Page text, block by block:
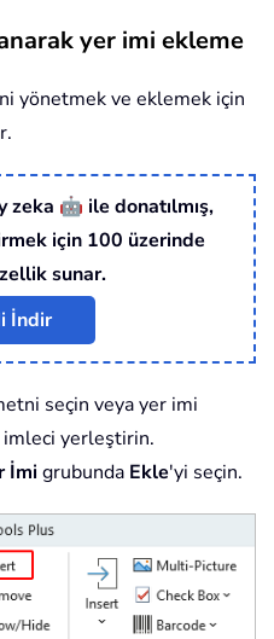
yer imi ekleme
yönetmek ve eklemek için
zeka 🤖 ile donatılmış,
için 100 üzerinde
sunar.
İndir
seçin veya yer imi
yerleştirin.
İmi grubunda Ekle'yi seçin.